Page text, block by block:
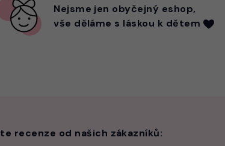
Nejsme jen obyčejný eshop,
vše děláme s láskou k dětem
recenze od našich zákazníků: